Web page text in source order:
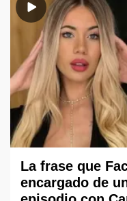
La frase que
encargado de